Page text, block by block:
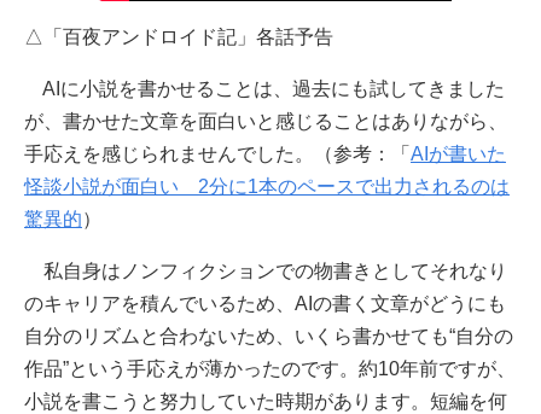
△「百夜アンドロイド記」各話予告
AIに小説を書かせることは、過去にも試してきました
が、書かせた文章を面白いと感じることはありながら、
手応えを感じられませんでした。（参考：「 AIが書いた
怪談小説が面白い 2分に1本のペースで出力されるのは
驚異的）
私自身はノンフィクションでの物書きとしてそれなり
のキャリアを積んでいるため、AIの書く文章がどうにも
自分のリズムと合わないため、いくら書かせても“自分の
作品”という手応えが薄かったのです。約10年前ですが、
小説を書こうと努力していた時期があります。短編を何